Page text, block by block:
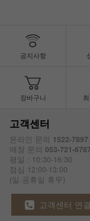
공지사항
장바구니
고객센터
온라인 문의 1522-7897
매장 문의 053-721-6787
평일 : 10:30-16:30
점심 12:00-13:00
(일.공휴일 휴무)
고객센터 연